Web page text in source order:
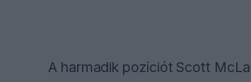
A harmadik pozíciót Scott